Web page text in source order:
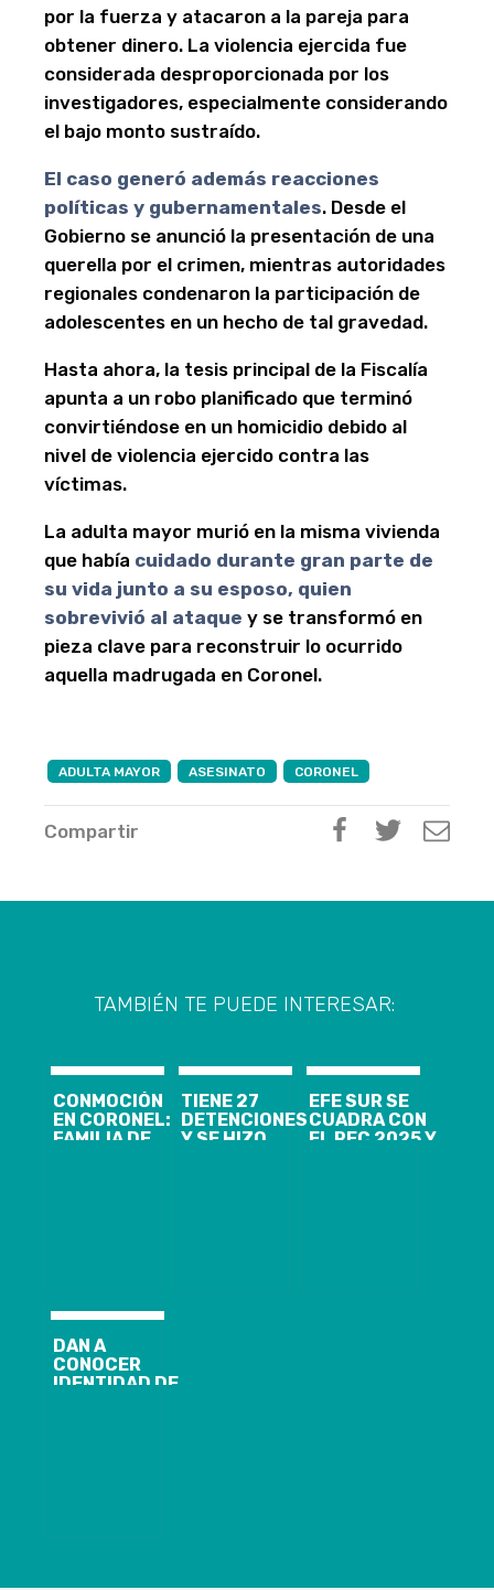
por la fuerza y atacaron a la pareja para
obtener dinero. La violencia ejercida fue
considerada desproporcionada por los
investigadores, especialmente considerando
el bajo monto sustraído.
El caso generó además reacciones
políticas y gubernamentales. Desde el
Gobierno se anunció la presentación de una
querella por el crimen, mientras autoridades
regionales condenaron la participación de
adolescentes en un hecho de tal gravedad.
Hasta ahora, la tesis principal de la Fiscalía
apunta a un robo planificado que terminó
convirtiéndose en un homicidio debido al
nivel de violencia ejercido contra las
víctimas.
La adulta mayor murió en la misma vivienda
que había cuidado durante gran parte de
su vida junto a su esposo, quien
sobrevivió al ataque y se transformó en
pieza clave para reconstruir lo ocurrido
aquella madrugada en Coronel.
ADULTA MAYOR ASESINATO CORONEL
Compartir
TAMBIÉN TE PUEDE INTERESAR:
CONMOCIÓN
EN CORONEL:
FAMILIA DE
TIENE 27
DETENCIONES
Y SE HIZO
EFE SUR SE
CUADRA CON
EL REC 2025 Y
DAN A
CONOCER
IDENTIDAD DE